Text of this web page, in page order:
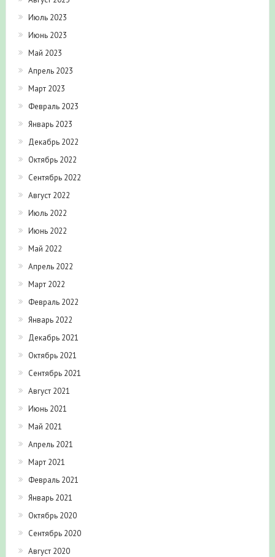
Июль 2023
Июнь 2023
Май 2023
Апрель 2023
Март 2023
Февраль 2023
Январь 2023
Декабрь 2022
Октябрь 2022
Сентябрь 2022
Август 2022
Июль 2022
Июнь 2022
Май 2022
Апрель 2022
Март 2022
Февраль 2022
Январь 2022
Декабрь 2021
Октябрь 2021
Сентябрь 2021
Август 2021
Июнь 2021
Май 2021
Апрель 2021
Март 2021
Февраль 2021
Январь 2021
Октябрь 2020
Сентябрь 2020
Август 2020